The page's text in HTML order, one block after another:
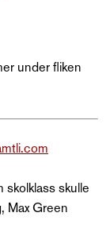
under fliken
skolklass skulle
Max Green